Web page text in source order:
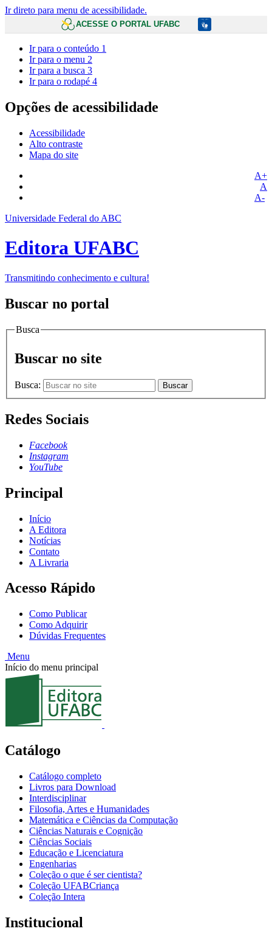
Ir direto para menu de acessibilidade.
ACESSE O PORTAL UFABC
Ir para o conteúdo 1
Ir para o menu 2
Ir para a busca 3
Ir para o rodapé 4
Opções de acessibilidade
Acessibilidade
Alto contraste
Mapa do site
A+
A
A-
Universidade Federal do ABC
Editora UFABC
Transmitindo conhecimento e cultura!
Buscar no portal
Busca
Buscar no site
Busca: Buscar
Redes Sociais
Facebook
Instagram
YouTube
Principal
Início
A Editora
Notícias
Contato
A Livraria
Acesso Rápido
Como Publicar
Como Adquirir
Dúvidas Frequentes
Menu
Início do menu principal
Catálogo
Catálogo completo
Livros para Download
Interdisciplinar
Filosofia, Artes e Humanidades
Matemática e Ciências da Computação
Ciências Naturais e Cognição
Ciências Sociais
Educação e Licenciatura
Engenharias
Coleção o que é ser cientista?
Coleção UFABCriança
Coleção Intera
Institucional